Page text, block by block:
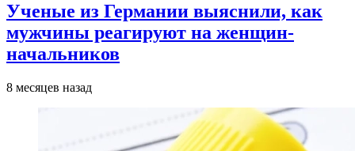
Ученые из Германии выяснили, как
мужчины реагируют на женщин-
начальников
8 месяцев назад